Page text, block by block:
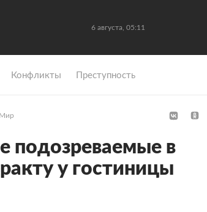
6 августа, 05:11
Конфликты Преступность
Мир
подозреваемые в
у гостиницы